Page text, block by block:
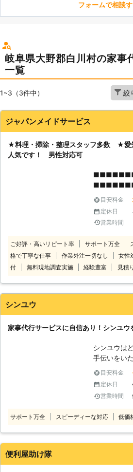
フォームで相談
岐阜県大野郡白川村の家事
一覧
1~3（3件中） 絞
ジャパンメイドサービス
★料理・掃除・整理スタッフ多数 ★愛
人気です！ 男性対応可
■■■■■■■
■■■■■■■
き、買い物など ★掃除：キッ
リビング、
窓ふき、洗い物など ★
し、おたたみ
できない作
など ★その他：買い物、病院、趣味
などの同行 お客様の様々なお悩みを
系
パーキング代 以上 ※
かかりません 相談だけでもＯ
★★★★★ 仕
濯・料理ができない →
利用頂くと
衣替えがし
目安料金
定休日
営業時間
ご好評・高いリピート率 サポート万全
格で丁寧な仕事
作業外注一切なし 女性
付
無料現地調査実施 経験豊富 見積
シンユウ
家事代行サービスに自信あり！シンユウ
シンユウは
手伝いをい
中で「ちょ
き、ありま
ときの買い
動、テレビ
とが手に負
目安料金
定休日
営業時間
サポート万全 スピーディーな対応 低価
便利屋助け隊